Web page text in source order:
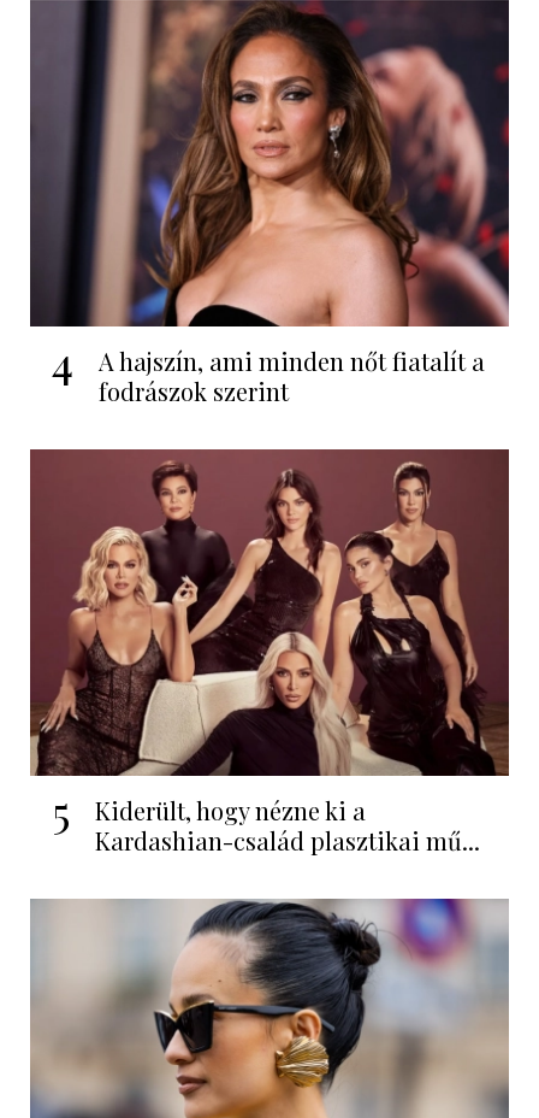
4
A hajszín, ami minden nőt fiatalít a
fodrászok szerint
5
Kiderült, hogy nézne ki a
Kardashian-család plasztikai mű...